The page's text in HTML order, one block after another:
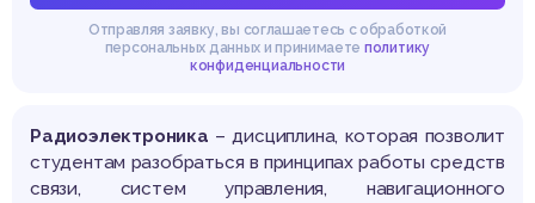
Отправляя заявку, вы соглашаетесь с обработкой
персональных данных и принимаете политику
конфиденциальности
Радиоэлектроника – дисциплина, которая позволит
студентам разобраться в принципах работы средств
связи, систем управления, навигационного